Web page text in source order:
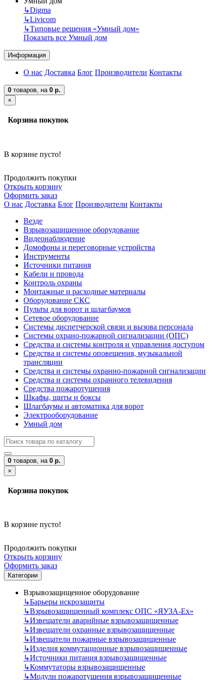
↳Digma
↳Livicom
↳Типовые решения «Умный дом»
Показать все Умный дом
Информация
О нас Доставка Блог Производители Контакты
0 товаров, на 0 р.
×
Корзина покупок
В корзине пусто!
Продолжить покупки
Открыть корзину
Оформить заказ
О нас Доставка Блог Производители Контакты
Везде
Взрывозащищенное оборудование
Видеонаблюдение
Домофоны и переговорные устройства
Инструменты
Источники питания
Кабели и провода
Контроль охраны
Монтажные и расходные материалы
Оборудование СКС
Пульты для ворот и шлагбаумов
Сетевое оборудование
Системы диспетчерской связи и вызова персонала
Системы охрано-пожарной сигнализации (ОПС)
Средства и системы контроля и управления доступом
Средства и системы оповещения, музыкальной
трансляции
Средства и системы охранно-пожарной сигнализации
Средства и системы охранного телевидения
Средства пожаротушения
Шкафы, щиты и боксы
Шлагбаумы и автоматика для ворот
Электрооборудование
Умный дом
0 товаров, на 0 р.
×
Корзина покупок
В корзине пусто!
Продолжить покупки
Открыть корзину
Оформить заказ
Категории
Взрывозащищенное оборудование
↳Барьеры искрозащиты
↳Взрывозащищенный комплекс ОПС «ЯУЗА-Ех»
↳Извещатели аварийные взрывозащищенные
↳Извещатели охранные взрывозащищенные
↳Извещатели пожарные взрывозащищенные
↳Изделия коммутационные взрывозащищенные
↳Источники питания взрывозащищенные
↳Коммутаторы взрывозащищенные
↳Модули пожаротушения взрывозащищенные